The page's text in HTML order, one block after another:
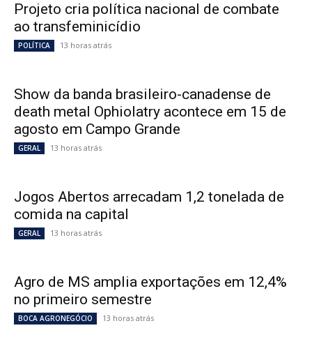
Projeto cria política nacional de combate
ao transfeminicídio
POLÍTICA 13 horas atrás
Show da banda brasileiro-canadense de
death metal Ophiolatry acontece em 15 de
agosto em Campo Grande
GERAL 13 horas atrás
Jogos Abertos arrecadam 1,2 tonelada de
comida na capital
GERAL 13 horas atrás
Agro de MS amplia exportações em 12,4%
no primeiro semestre
BOCA AGRONEGÓCIO 13 horas atrás